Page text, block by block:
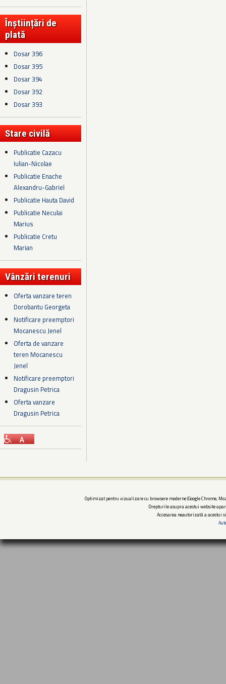
Înștiințări de
plată
Dosar 396
Dosar 395
Dosar 394
Dosar 392
Dosar 393
Stare civilă
Publicatie Cazacu
Iulian-Nicolae
Publicatie Enache
Alexandru-Gabriel
Publicatie Hauta David
Publicatie Neculai
Marius
Publicatie Cretu
Marian
Vânzări terenuri
Oferta vanzare teren
Dorobantu Georgeta
Notificare preemptori
Mocanescu Jenel
Oferta de vanzare
teren Mocanescu
Jenel
Notificare preemptori
Dragusin Petrica
Oferta vanzare
Dragusin Petrica
Optimizat pentru vizualizare cu browsere moderne (Google Chrome,
Drepturile asupra acestui website
Accesarea neautorizată a acestui